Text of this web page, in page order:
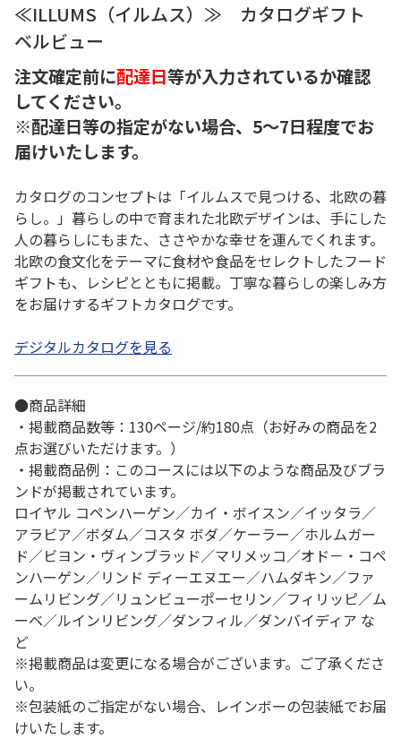
≪ILLUMS（イルムス）≫ カタログギフト
ベルビュー
注文確定前に配達日等が入力されているか確認
してください。
※配達日等の指定がない場合、5～7日程度でお
届けいたします。
カタログのコンセプトは「イルムスで見つける、北欧の暮
らし。」暮らしの中で育まれた北欧デザインは、手にした
人の暮らしにもまた、ささやかな幸せを運んでくれます。
北欧の食文化をテーマに食材や食品をセレクトしたフード
ギフトも、レシピとともに掲載。丁寧な暮らしの楽しみ方
をお届けするギフトカタログです。
デジタルカタログを見る
●商品詳細
・掲載商品数等：130ページ/約180点（お好みの商品を2
点お選びいただけます。）
・掲載商品例：このコースには以下のような商品及びブラ
ンドが掲載されています。
ロイヤル コペンハーゲン／カイ・ボイスン／イッタラ／
アラビア／ボダム／コスタ ボダ／ケーラー／ホルムガー
ド／ビヨン・ヴィンブラッド／マリメッコ／オド－・コペ
ンハーゲン／リンド ディーエヌエー／ハムダキン／ファ
ームリビング／リュンビューポーセリン／フィリッピ／ム
ーベ／ルインリビング／ダンフィル／ダンバイディア な
ど
※掲載商品は変更になる場合がございます。ご了承くださ
い。
※包装紙のご指定がない場合、レインボーの包装紙でお届
けいたします。